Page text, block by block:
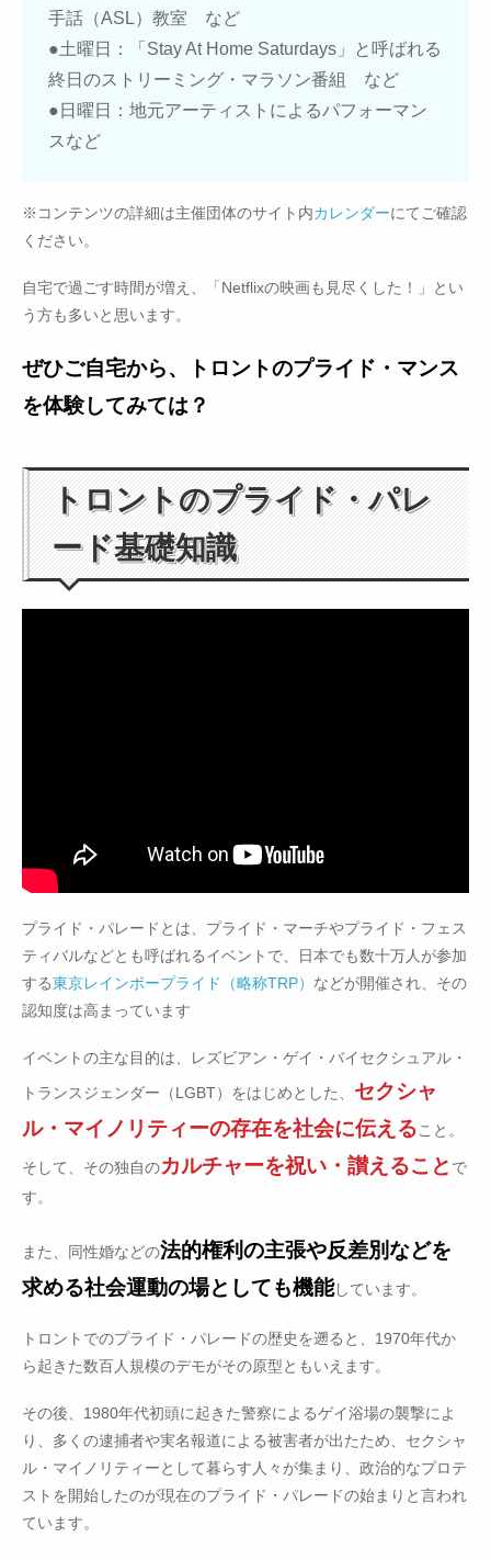
手話（ASL）教室 など
●土曜日：「Stay At Home Saturdays」と呼ばれる
終日のストリーミング・マラソン番組 など
●日曜日：地元アーティストによるパフォーマン
スなど
※コンテンツの詳細は主催団体のサイト内カレンダーにてご確認
ください。
自宅で過ごす時間が増え、「Netflixの映画も見尽くした！」とい
う方も多いと思います。
ぜひご自宅から、トロントのプライド・マンス
を体験してみては？
トロントのプライド・パレ
ード基礎知識
プライド・パレードとは、プライド・マーチやプライド・フェス
ティバルなどとも呼ばれるイベントで、日本でも数十万人が参加
する東京レインボープライド（略称TRP） などが開催され、その
認知度は高まっています
イベントの主な目的は、レズビアン・ゲイ・バイセクシュアル・
トランスジェンダー（LGBT）をはじめとした、 セクシャ
ル・マイノリティーの存在を社会に伝えること。
そして、その独自のカルチャーを祝い・讃えること で
す。
また、同性婚などの法的権利の主張や反差別などを
求める社会運動の場としても機能しています。
トロントでのプライド・パレードの歴史を遡ると、1970年代か
ら起きた数百人規模のデモがその原型ともいえます。
その後、1980年代初頭に起きた警察によるゲイ浴場の襲撃によ
り、多くの逮捕者や実名報道による被害者が出たため、セクシャ
ル・マイノリティーとして暮らす人々が集まり、政治的なプロテ
ストを開始したのが現在のプライド・パレードの始まりと言われ
ています。